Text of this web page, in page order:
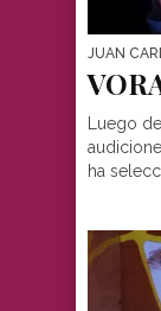
JUAN
Luego
ha